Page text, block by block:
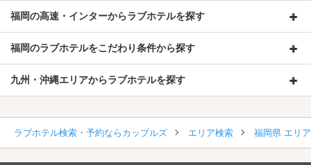
福岡の高速・インターからラブホテルを探す
福岡のラブホテルをこだわり条件から探す
九州・沖縄エリアからラブホテルを探す
ラブホテル検索・予約ならカップルズ エリア検索 福岡県 エリ